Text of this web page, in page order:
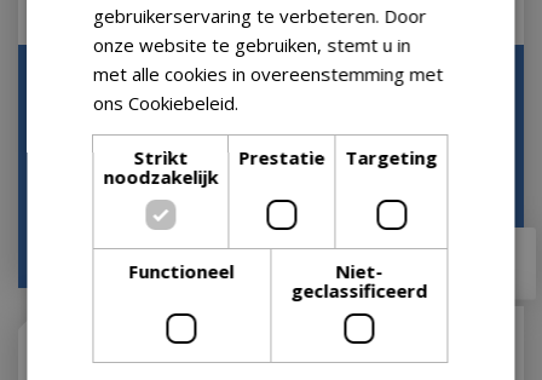
Lampe Berger
Huisparfum Lolita
99
Op voorraad
Navulling Huisparfum
€26,99
Op voorraad
gebruikerservaring te verbeteren. Door
onze website te gebruiken, stemt u in
met alle cookies in overeenstemming met
ons Cookiebeleid.
Strikt
noodzakelijk
Prestatie Targeting
Functioneel
Niet-
geclassificeerd